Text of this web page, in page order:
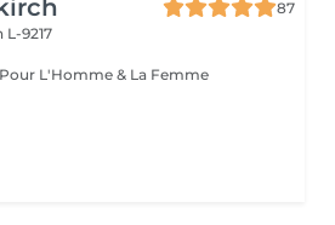
87
L-9217
Esthétique & Bien-être Pour L'Homme & La Femme